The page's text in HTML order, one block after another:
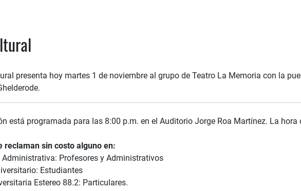
presenta hoy martes 1 de noviembre al grupo de Teatro La Memoria con la
está programada para las 8:00 p.m. en el Auditorio Jorge Roa Martínez. La hora
reclaman sin costo alguno en:
Administrativa: Profesores y Administrativos
Estudiantes
Estereo 88.2: Particulares.